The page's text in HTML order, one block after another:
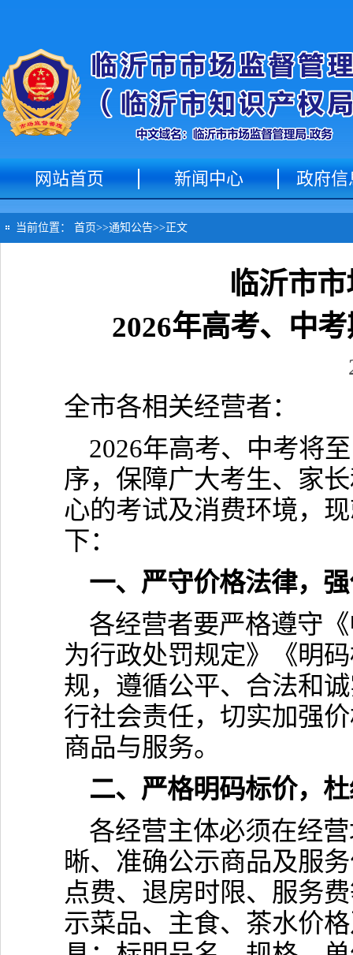
网站首页 新闻中心 政府信
当前位置： 首页>>通知公告>> 正文
临沂市
2026年高考、中
全市各相关经营者：
2026年高考、中考将
序，保障广大考生、家
心的考试及消费环境，
下：
一、严守价格法律，
各经营者要严格遵守
为行政处罚规定》《明
规，遵循公平、合法和
行社会责任，切实加强
商品与服务。
二、严格明码标价，
各经营主体必须在经
晰、准确公示商品及服
点费、退房时限、服务
示菜品、主食、茶水价